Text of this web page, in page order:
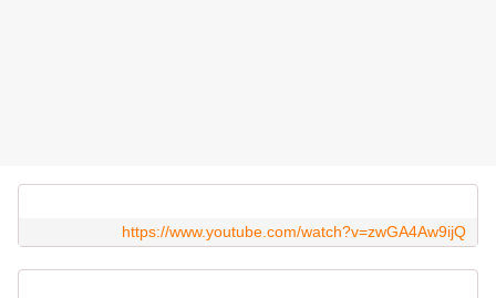
https://www.youtube.com/watch?v=zwGA4Aw9ijQ